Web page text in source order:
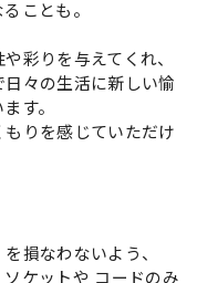
ことも。
彩りを与えてくれ、
々の生活に新しい愉
す。
りを感じていただけ
損なわないよう、